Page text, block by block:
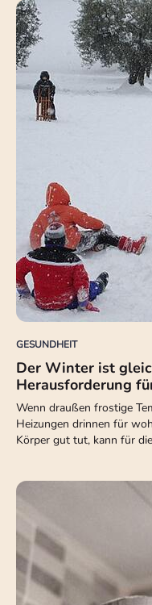
GESUNDHEIT
Der Winter ist
Herausforderung
Wenn draußen frostige
Heizungen drinnen für
Körper gut tut, kann für